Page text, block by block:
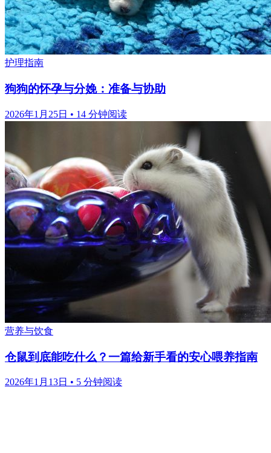
护理指南
狗狗的怀孕与分娩：准备与协助
2026年1月25日 • 14 分钟阅读
营养与饮食
仓鼠到底能吃什么？一篇给新手看的安心喂养指南
2026年1月13日 • 5 分钟阅读